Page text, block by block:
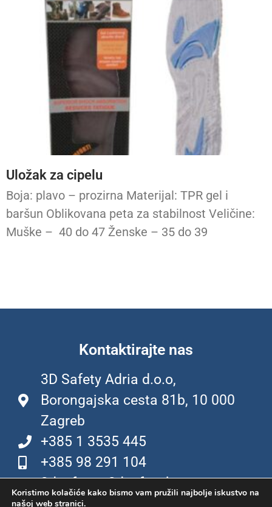
Uložak za cipelu
Boja: plavo – prozirna Materijal: TPR gel i
baršun Oblikovana peta za stabilnost Veličine:
Muške – 40 do 47 Ženske – 35 do 39
Kontaktirajte nas
3D Safety Adria d.o.o,
Borongajska cesta 81b, 10 000
Zagreb
+385 1 3535 445
+385 98 291 104
3dsafety@3dsafety.hr
Koristimo kolačiće kako bismo vam pružili najbolje iskustvo na
našoj web stranici.